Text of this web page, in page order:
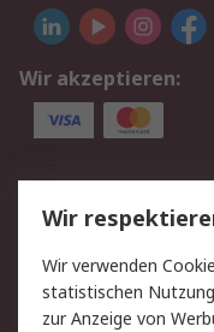
Wir akzeptieren:
Service
Value Added
Rücksendungen
Hilfe
Wir
Wir verwenden
statistischen
zur Anzeige von